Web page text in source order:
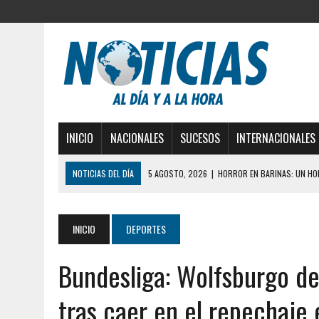
INICIO NACIONALES SUCESOS INTERNACIONALES
NOTICIAS DEL DÍA 5 AGOSTO, 2026 | HORROR EN BARINAS: UN
DESDE EL PISO NUEVE DEL EDIFICIO PETUNIA
2 AGOSTO, 2026 | COLAPSÓ TECHO DE UNA VIVIENDA EN EL
2 AGOSTO, 2026 | FALCÓN: MUJER ATACÓ CON UN CUCHILLO A SUS
INICIO DEPORTES
Bundesliga: Wolfsburgo
tras caer en el repechaje